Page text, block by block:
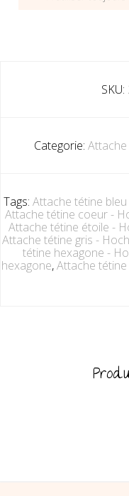
SKU:
Categorie:
Tags: Attache tétine
Attache tétine coeur -
Attache tétine étoile -
Attache tétine gris -
tétine hexagone -
hexagone,Attache